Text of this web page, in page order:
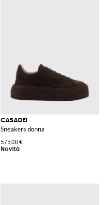
CASADEI
Sneakers donna
575,00 €